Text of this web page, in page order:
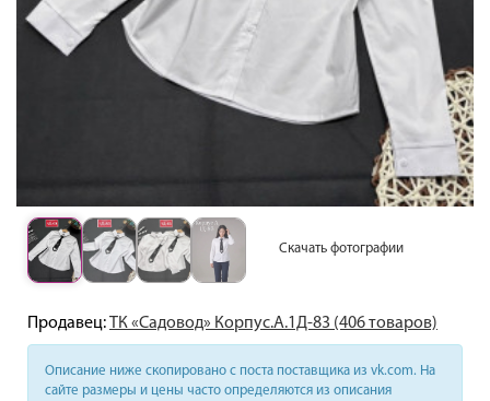
Скачать фотографии
Продавец:ТК «Садовод» Корпус.А.1Д-83 (406 товаров)
Описание ниже скопировано с поста поставщика из vk.com. На
сайте размеры и цены часто определяются из описания